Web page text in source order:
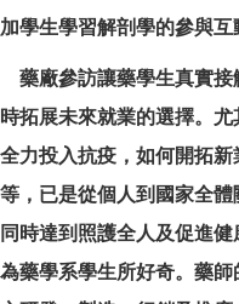
加學生學習解剖學的參與互
藥廠參訪讓藥學生真實接
時拓展未來就業的選擇。
全力投入抗疫，如何開拓
等，已是從個人到國家全體
同時達到照護全人及促進
為藥學系學生所好奇。藥